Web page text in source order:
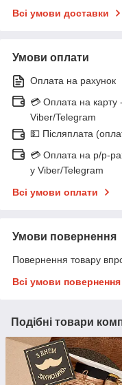
Всі умови доставки
Умови оплати
Оплата на рахунок
💳 Оплата на карту
Viber/Telegram
💵 Післяплата
💳 Оплата на р/р-
у Viber/Telegram
Всі умови оплати
Умови повернення
Повернення товару
Всі умови повернення
Подібні товари